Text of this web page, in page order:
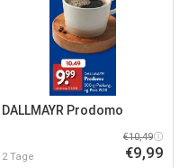
DALLMAYR Prodomo
2 Tage
€10,49
€9,99